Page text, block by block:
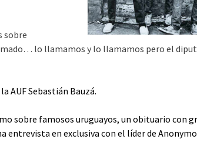
sobre
lo llamamos y lo llamamos pero el
AUF Sebastián Bauzá.
sobre famosos uruguayos, un obituario con
entrevista en exclusiva con el líder de